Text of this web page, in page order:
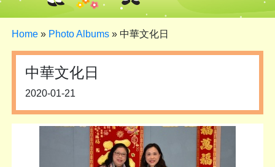
Home » Photo Albums » 中華文化日
中華文化日
2020-01-21